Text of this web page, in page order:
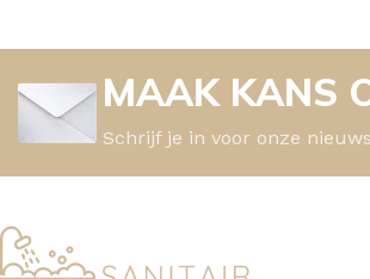
MAAK KANS
Schrijf je in voor onze